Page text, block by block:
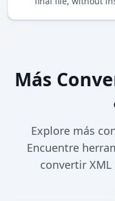
Más
Explore más
Encuentre
convertir